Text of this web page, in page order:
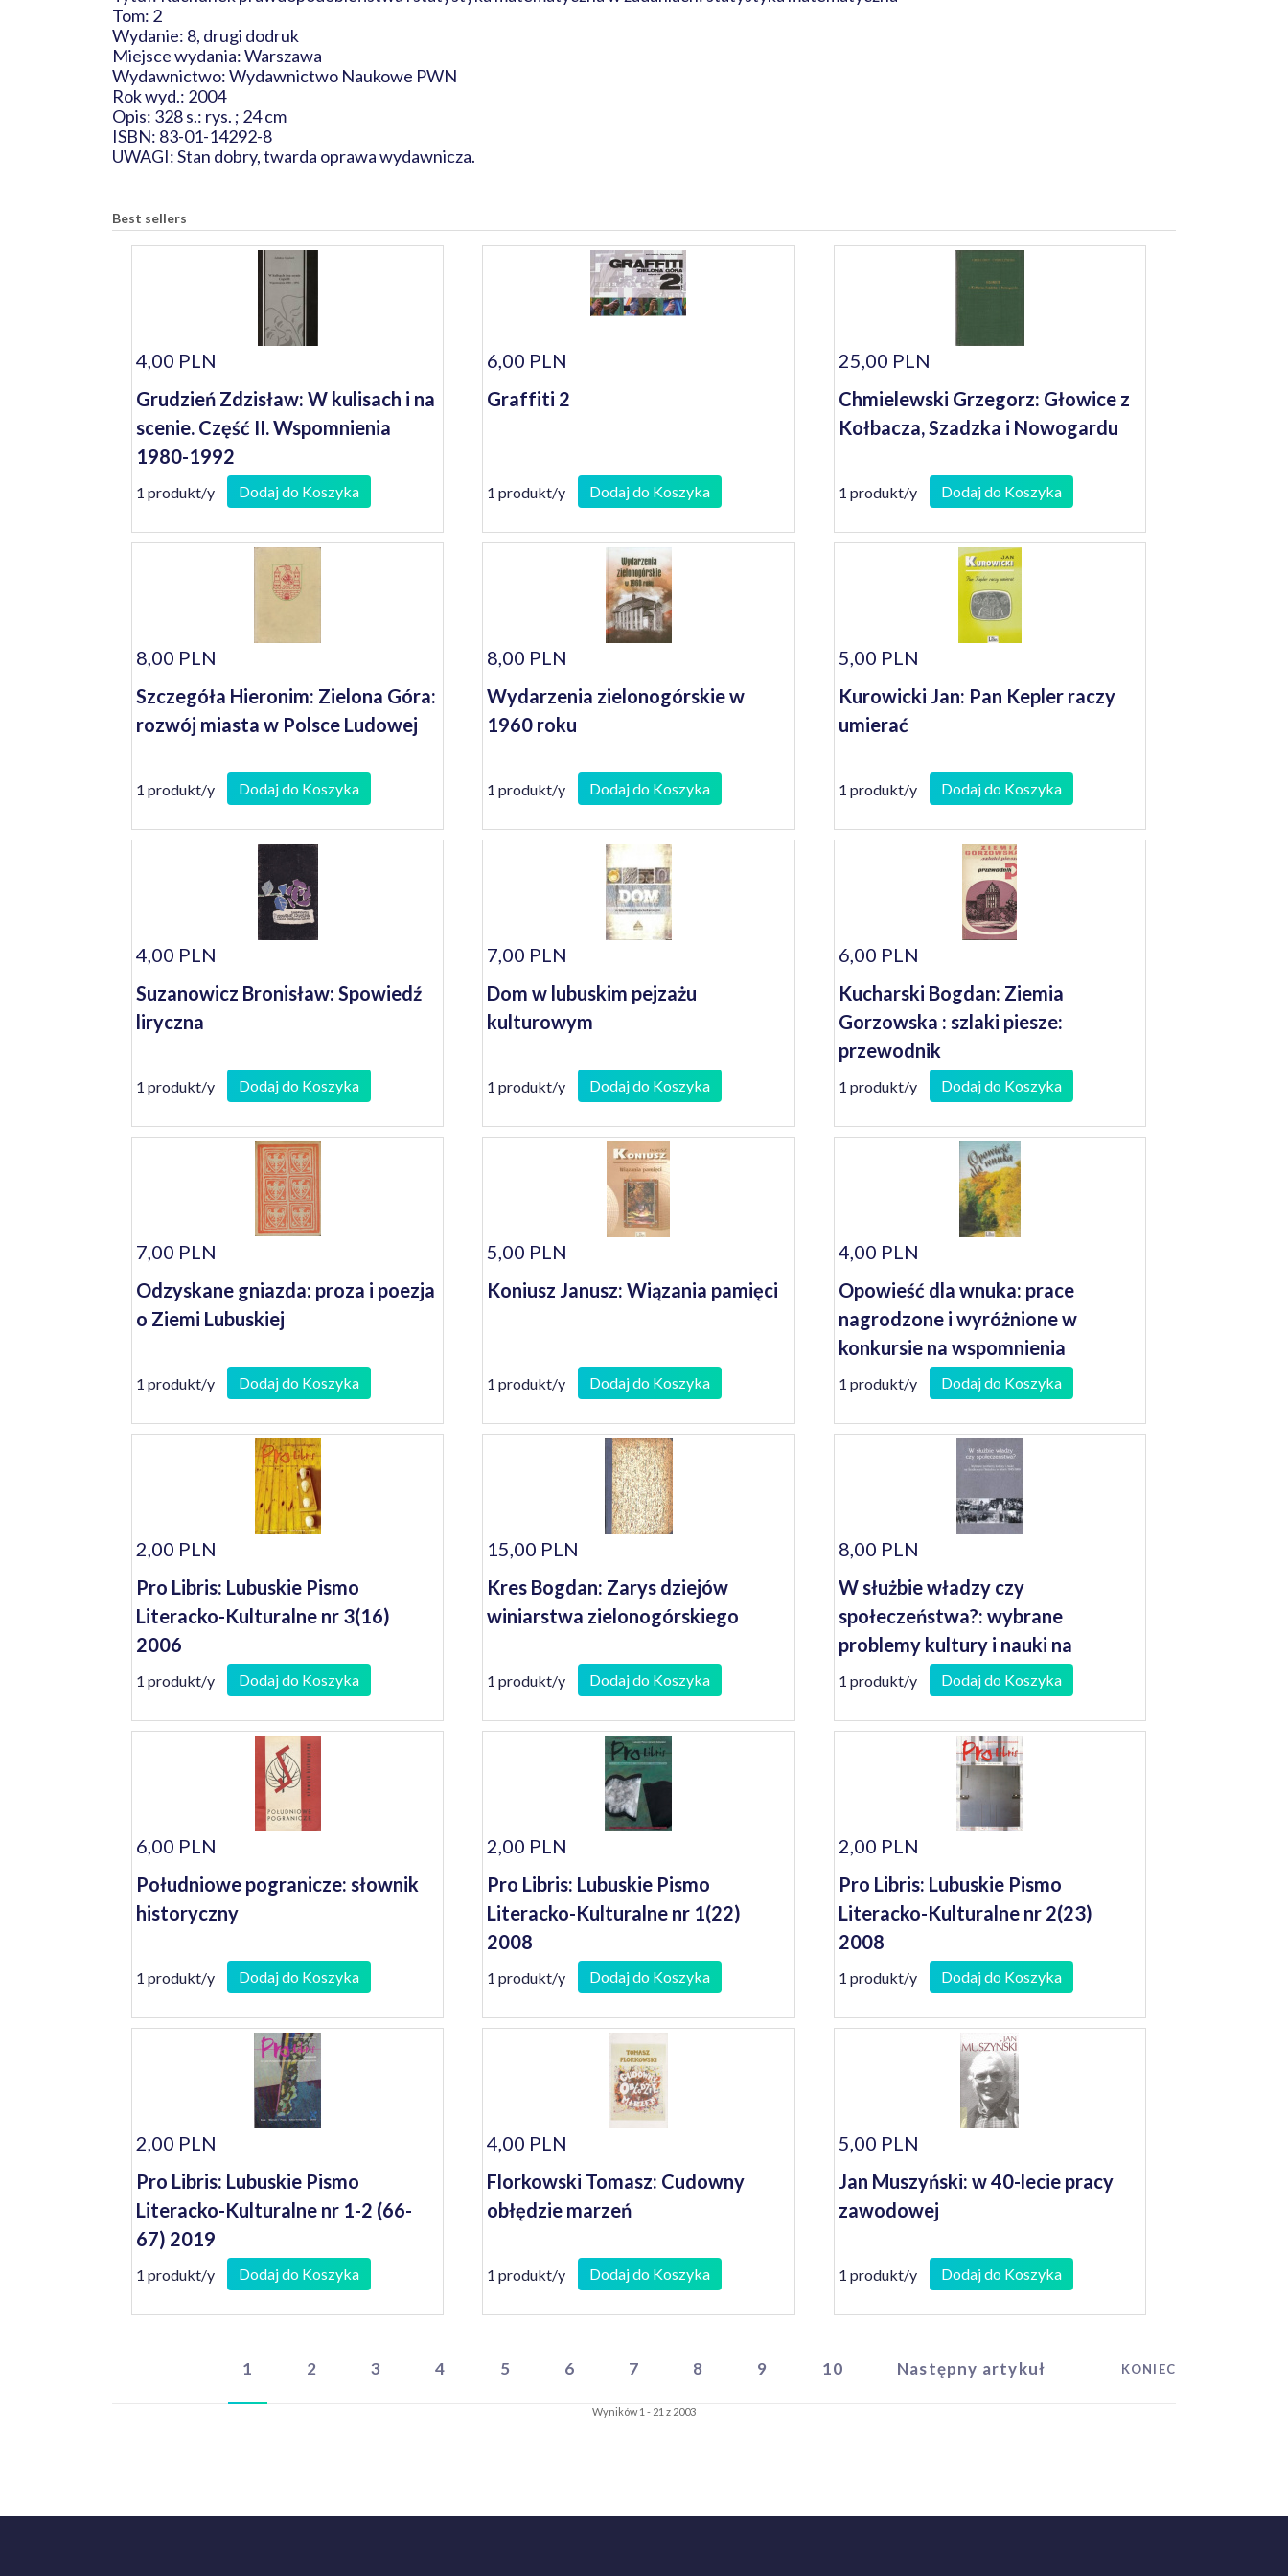
Tom: 2
Wydanie: 8, drugi dodruk
Miejsce wydania: Warszawa
Wydawnictwo: Wydawnictwo Naukowe PWN
Rok wyd.: 2004
Opis: 328 s.: rys. ; 24 cm
ISBN: 83-01-14292-8
UWAGI: Stan dobry, twarda oprawa wydawnicza.
Best sellers
4,00 PLN
Grudzień Zdzisław: W kulisach i na
scenie. Część II. Wspomnienia
1980-1992
1 produkt/y Dodaj do Koszyka
6,00 PLN
Graffiti 2
1 produkt/y Dodaj do Koszyka
25,00 PLN
Chmielewski Grzegorz: Głowice z
Kołbacza, Szadzka i Nowogardu
1 produkt/y Dodaj do Koszyka
8,00 PLN
Szczegóła Hieronim: Zielona Góra:
rozwój miasta w Polsce Ludowej
1 produkt/y Dodaj do Koszyka
8,00 PLN
Wydarzenia zielonogórskie w
1960 roku
1 produkt/y Dodaj do Koszyka
5,00 PLN
Kurowicki Jan: Pan Kepler raczy
umierać
1 produkt/y Dodaj do Koszyka
4,00 PLN
Suzanowicz Bronisław: Spowiedź
liryczna
1 produkt/y Dodaj do Koszyka
7,00 PLN
Dom w lubuskim pejzażu
kulturowym
1 produkt/y Dodaj do Koszyka
6,00 PLN
Kucharski Bogdan: Ziemia
Gorzowska : szlaki piesze:
przewodnik
1 produkt/y Dodaj do Koszyka
7,00 PLN
Odzyskane gniazda: proza i poezja
o Ziemi Lubuskiej
1 produkt/y Dodaj do Koszyka
5,00 PLN
Koniusz Janusz: Wiązania pamięci
1 produkt/y Dodaj do Koszyka
4,00 PLN
Opowieść dla wnuka: prace
nagrodzone i wyróżnione w
konkursie na wspomnienia
seniorów
1 produkt/y Dodaj do Koszyka
2,00 PLN
Pro Libris: Lubuskie Pismo
Literacko-Kulturalne nr 3(16)
2006
1 produkt/y Dodaj do Koszyka
15,00 PLN
Kres Bogdan: Zarys dziejów
winiarstwa zielonogórskiego
1 produkt/y Dodaj do Koszyka
8,00 PLN
W służbie władzy czy
społeczeństwa?: wybrane
problemy kultury i nauki na
Środkowym Nadodrzu w latach
1945-1989
1 produkt/y Dodaj do Koszyka
6,00 PLN
Południowe pogranicze: słownik
historyczny
1 produkt/y Dodaj do Koszyka
2,00 PLN
Pro Libris: Lubuskie Pismo
Literacko-Kulturalne nr 1(22)
2008
1 produkt/y Dodaj do Koszyka
2,00 PLN
Pro Libris: Lubuskie Pismo
Literacko-Kulturalne nr 2(23)
2008
1 produkt/y Dodaj do Koszyka
2,00 PLN
Pro Libris: Lubuskie Pismo
Literacko-Kulturalne nr 1-2 (66-
67) 2019
1 produkt/y Dodaj do Koszyka
4,00 PLN
Florkowski Tomasz: Cudowny
obłędzie marzeń
1 produkt/y Dodaj do Koszyka
5,00 PLN
Jan Muszyński: w 40-lecie pracy
zawodowej
1 produkt/y Dodaj do Koszyka
1 2 3 4 5 6 7 8 9 10 Następny artykuł KONIEC
Wyników 1 - 21 z 2003